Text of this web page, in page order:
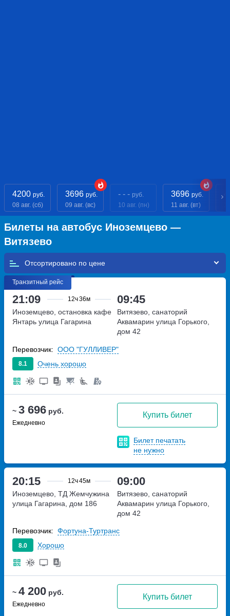
4200 руб.
08 авг. (сб)
3696 руб.
09 авг. (вс)
- - - руб.
10 авг. (пн)
3696 руб.
11 авг. (вт)
Билеты на автобус Иноземцево —
Витязево
Отсортировано по
Транзитный рейс
21:09 12ч36м 09:45
~ 3 696 руб.
Ежедневно
Купить билет
Билет печатать
не нужно
Иноземцево, остановка кафе
Янтарь улица Гагарина
Витязево, санаторий
Аквамарин улица Горького,
дом 42
8.1 Очень хорошо
Перевозчик: ООО "ГУЛЛИВЕР"
20:15 12ч45м 09:00
~ 4 200 руб.
Ежедневно
Купить билет
Иноземцево, ТД Жемчужина
улица Гагарина, дом 186
Витязево, санаторий
Аквамарин улица Горького,
дом 42
8.0 Хорошо
Перевозчик: Фортуна-Туртранс